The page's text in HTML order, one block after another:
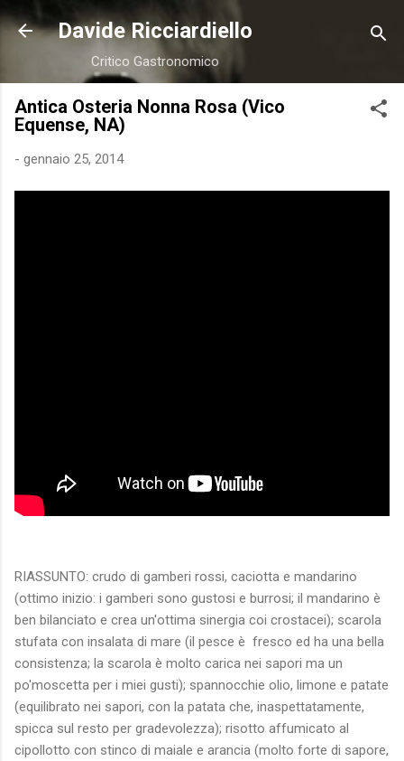
Passa ai contenuti principali
Davide Ricciardiello
Critico Gastronomico
Antica Osteria Nonna Rosa (Vico
Equense, NA)
- gennaio 25, 2014
RIASSUNTO: crudo di gamberi rossi, caciotta e mandarino
(ottimo inizio: i gamberi sono gustosi e burrosi; il mandarino è
ben bilanciato e crea un'ottima sinergia coi crostacei); scarola
stufata con insalata di mare (il pesce è fresco ed ha una bella
consistenza; la scarola è molto carica nei sapori ma un
po'moscetta per i miei gusti); spannocchie olio, limone e patate
(equilibrato nei sapori, con la patata che, inaspettatamente,
spicca sul resto per gradevolezza); risotto affumicato al
cipollotto con stinco di maiale e arancia (molto forte di sapore,